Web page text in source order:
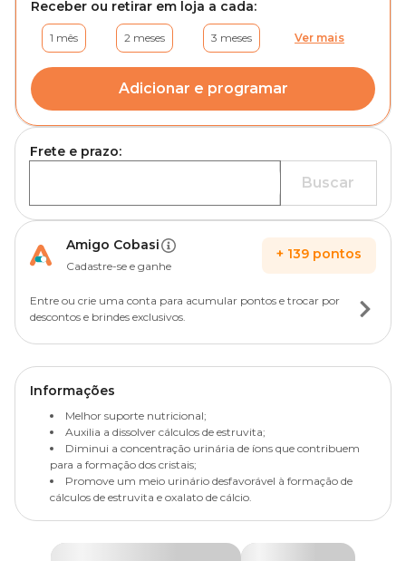
Receber ou retirar em loja a cada:
1 mês 2 meses 3 meses Ver mais
Adicionar e programar
Frete e prazo:
Buscar
Amigo Cobasi
Cadastre-se e ganhe
+ 139 pontos
Entre ou crie uma conta para acumular pontos e trocar por
descontos e brindes exclusivos.
Informações
Melhor suporte nutricional;
Auxilia a dissolver cálculos de estruvita;
Diminui a concentração urinária de íons que contribuem
para a formação dos cristais;
Promove um meio urinário desfavorável à formação de
cálculos de estruvita e oxalato de cálcio.